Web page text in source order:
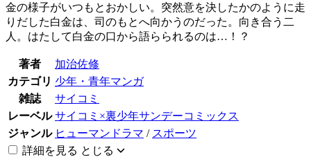
金の様子がいつもとおかしい。突然意を決したかのように走
りだした白金は、司のもとへ向かうのだった。向き合う二
人。はたして白金の口から語らられるのは…！？
著者
加治佐修
カテゴリ 少年・青年マンガ
雑誌
サイコミ
レーベル サイコミ×裏少年サンデーコミックス
ジャンル ヒューマンドラマ / スポーツ
詳細を見る とじる